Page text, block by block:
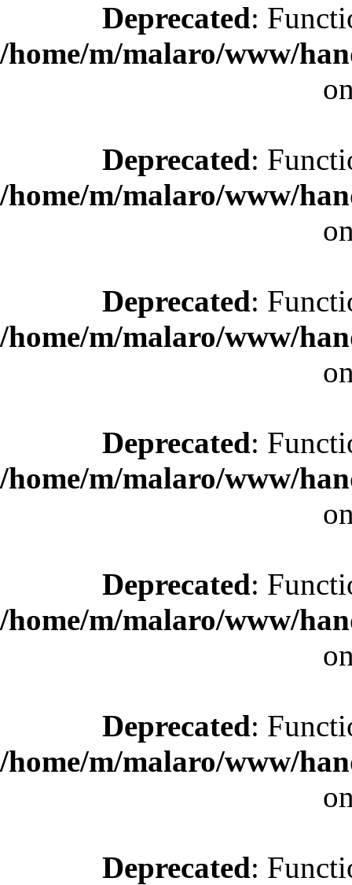
Deprecated:
/home/m/malaro/www/
Deprecated:
/home/m/malaro/www/
Deprecated:
/home/m/malaro/www/
Deprecated:
/home/m/malaro/www/
Deprecated:
/home/m/malaro/www/
Deprecated:
/home/m/malaro/www/
Deprecated: